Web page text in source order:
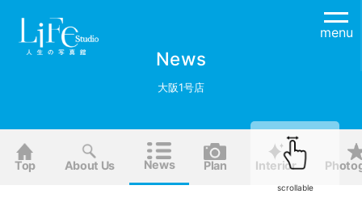
menu
News
大阪1号店
Top About Us News Plan Interior
scrollable